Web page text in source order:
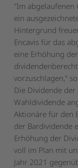
"Im abgelaufenen
ein
Hintergrund
Encavis für das
eine Erhöhung
vorzuschlagen,"
Die Dividende der
Wahldividende
Aktionäre für den
der Bardividende
Erhöhung der
voll im Plan mit
Jahr 2021